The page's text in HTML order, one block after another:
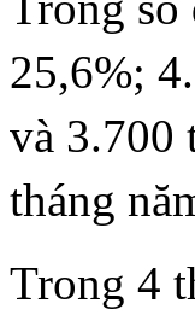
25,6%;
và 3.700
tháng
Trong 4